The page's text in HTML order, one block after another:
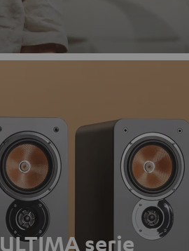
ULTIMA serie